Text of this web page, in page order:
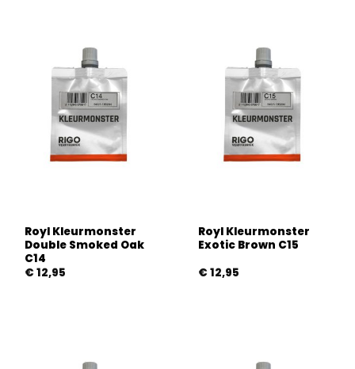
Royl Kleurmonster
Double Smoked Oak
C14
€ 12,95
Royl Kleurmonster
Exotic Brown C15
€ 12,95